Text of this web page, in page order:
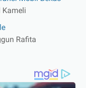
Kameli
Rafita